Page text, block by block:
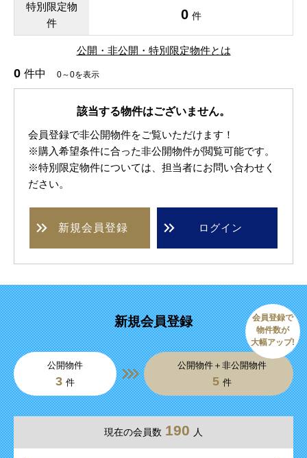
特別限定物
件
0 件
公開・非公開・特別限定物件とは
0 件中 0～0を表示
該当する物件はございません。
会員登録で非公開物件をご覧いただけます！
※購入希望条件に合った非公開物件が閲覧可能です。
※特別限定物件については、担当者にお問い合わせく
ださい。
新規会員登録 ログイン
新規会員登録
公開物件
3 件
公開物件＋非公開物件
5 件
会員登録で
物件数が
大幅アップ!
現在の会員数 190 人